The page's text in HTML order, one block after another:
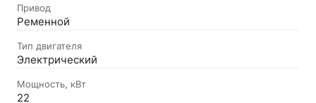
Привод
Ременной
Тип двигателя
Электрический
Мощность, кВт
22